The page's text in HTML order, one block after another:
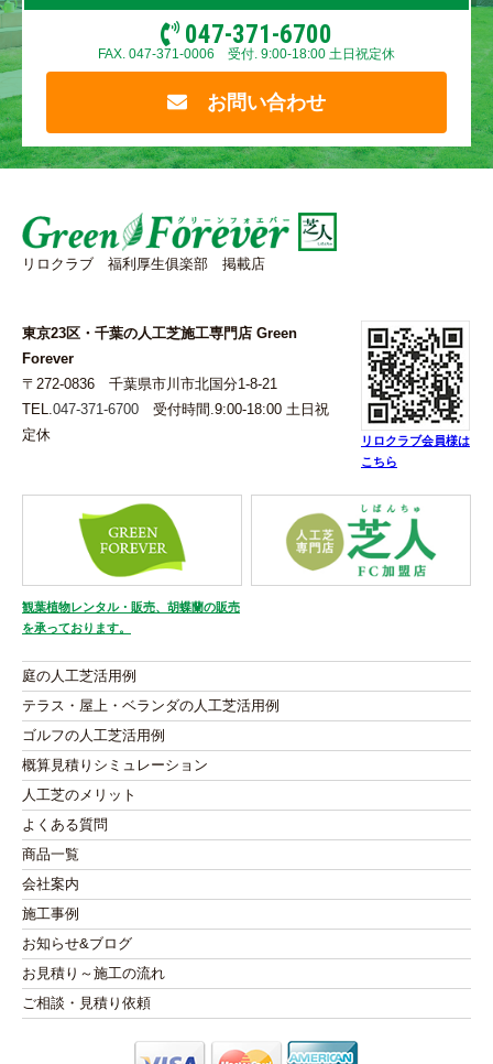
047-371-6700
FAX. 047-371-0006 受付. 9:00-18:00 土日祝定休
お問い合わせ
リロクラブ 福利厚生俱楽部 掲載店
東京23区・千葉の人工芝施工専門店 Green
Forever
〒272-0836 千葉県市川市北国分1-8-21
TEL. 047-371-6700 受付時間.9:00-18:00 土日祝
定休
リロクラブ会員様は
こちら
観葉植物レンタル・販売、胡蝶蘭の販売
を承っております。
庭の人工芝活用例
テラス・屋上・ベランダの人工芝活用例
ゴルフの人工芝活用例
概算見積りシミュレーション
人工芝のメリット
よくある質問
商品一覧
会社案内
施工事例
お知らせ&ブログ
お見積り～施工の流れ
ご相談・見積り依頼